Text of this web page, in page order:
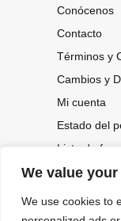
We value
We use cookies to
Conócenos
Contacto
Términos y
Cambios y
Mi cuenta
Estado del
Lista de
CONOCE